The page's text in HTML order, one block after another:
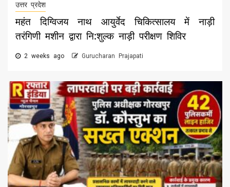
उत्तर प्रदेश
महंत दिग्विजय नाथ आयुर्वेद चिकित्सालय में नाड़ी
तरंगिणी मशीन द्वारा नि:शुल्क नाड़ी परीक्षण शिविर
2 weeks ago Gurucharan Prajapati